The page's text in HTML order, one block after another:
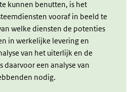
kunnen benutten, is het
vooraf in beeld te
welke diensten de potenties
in werkelijke levering en
van het uiterlijk en de
daarvoor een analyse van
nodig.